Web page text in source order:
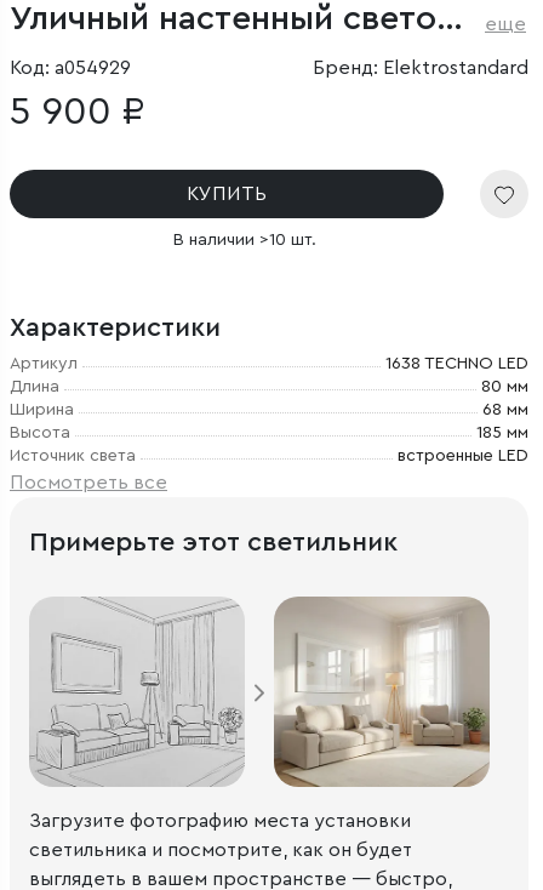
Уличный настенный светодиодный светильник Techno LED IP54 с регулировкой лучей еще
Код: a054929 Бренд: Elektrostandard
5 900 ₽
КУПИТЬ
В наличии >10 шт.
Характеристики
Артикул
1638 TECHNO LED
Длина
80 мм
Ширина
68 мм
Высота
185 мм
Источник света
встроенные LED
Посмотреть все
Примерьте этот светильник
Загрузите фотографию места установки
светильника и посмотрите, как он будет
выглядеть в вашем пространстве — быстро,